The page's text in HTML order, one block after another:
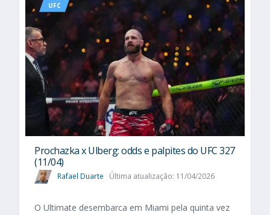
UFC
Prochazka x Ulberg: odds e palpites do UFC 327
(11/04)
Rafael Duarte Última atualização: 11/04/2026
O Ultimate desembarca em Miami pela quinta vez